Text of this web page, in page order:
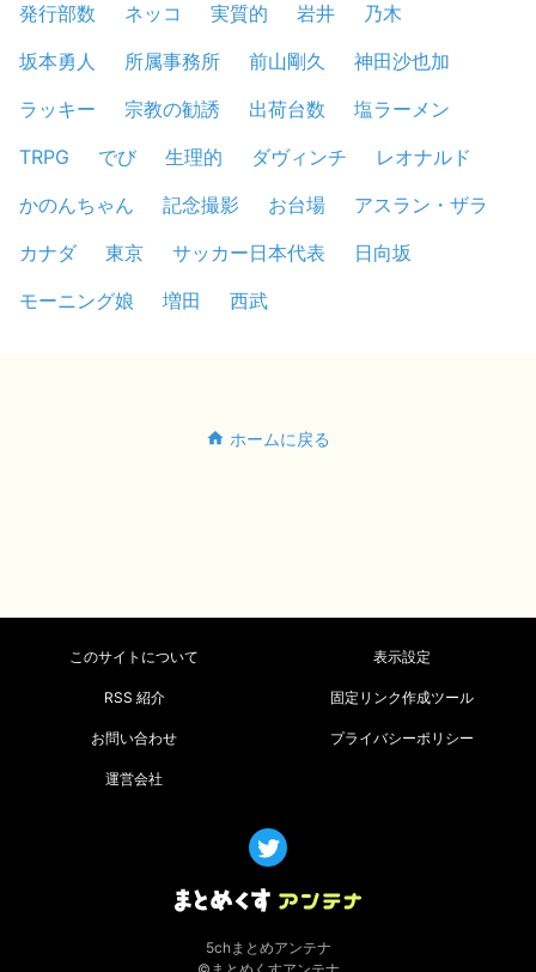
発行部数
ネッコ 実質的 岩井
乃木
坂本勇人
所属事務所 前山剛久
神田沙也加
ラッキー
宗教の勧誘 出荷台数
塩ラーメン
TRPG
でび 生理的 ダヴィンチ
レオナルド
かのんちゃん
記念撮影 お台場
アスラン・ザラ
カナダ
東京 サッカー日本代表
日向坂
モーニング娘
増田 西武
ホームに戻る
このサイトについて 表示設定
RSS 紹介 固定リンク作成ツール
お問い合わせ プライバシーポリシー
運営会社
5chまとめアンテナ